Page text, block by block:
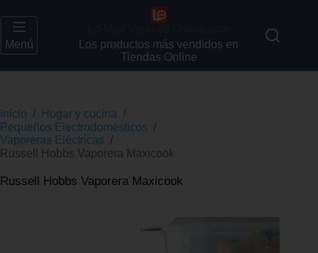
Menú
Los productos más vendidos en
Tiendas Online
Inicio / Hogar y cocina /
Pequeños Electrodomésticos /
Vaporeras Eléctricas /
Russell Hobbs Vaporera Maxicook
Russell Hobbs Vaporera Maxicook